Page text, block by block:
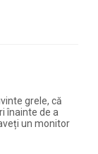
grele, că
înainte de a
un monitor